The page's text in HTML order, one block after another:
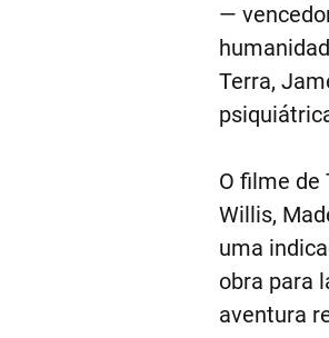
—
Terra,
O filme de
Willis,
uma
obra para
aventura